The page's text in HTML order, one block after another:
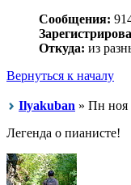
Сообщения:
Откуда: из
Вернуться к началу
Ilyakuban » Пн ноя
Легенда о пианисте!